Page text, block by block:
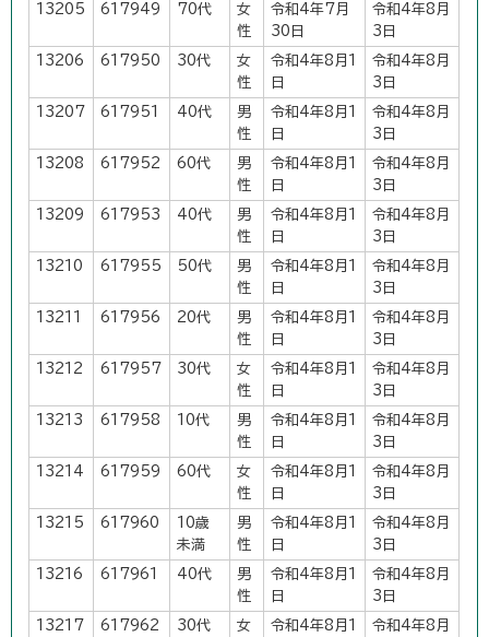
13205 617949 70代
女
性
令和4年7月
30日
令和4年8月
3日
13206 617950 30代
女
性
令和4年8月1
日
令和4年8月
3日
13207 617951 40代
男
性
令和4年8月1
日
令和4年8月
3日
13208 617952 60代
男
性
令和4年8月1
日
令和4年8月
3日
13209 617953 40代
男
性
令和4年8月1
日
令和4年8月
3日
13210 617955 50代
男
性
令和4年8月1
日
令和4年8月
3日
13211 617956 20代
男
性
令和4年8月1
日
令和4年8月
3日
13212 617957 30代
女
性
令和4年8月1
日
令和4年8月
3日
13213 617958 10代
男
性
令和4年8月1
日
令和4年8月
3日
13214 617959 60代
女
性
令和4年8月1
日
令和4年8月
3日
13215 617960
10歳
未満
男
性
令和4年8月1
日
令和4年8月
3日
13216 617961 40代
男
性
令和4年8月1
日
令和4年8月
3日
13217 617962 30代 女 令和4年8月1 令和4年8月